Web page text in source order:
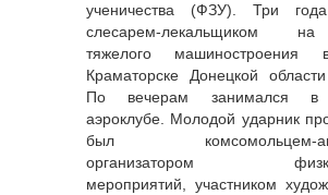
ученичества (ФЗУ). Три
слесарем-лекальщиком
тяжелого машиностроения
Краматорске Донецкой
По вечерам занимался в
аэроклубе. Молодой ударник
был комсомольцем-
организатором
мероприятий, участником